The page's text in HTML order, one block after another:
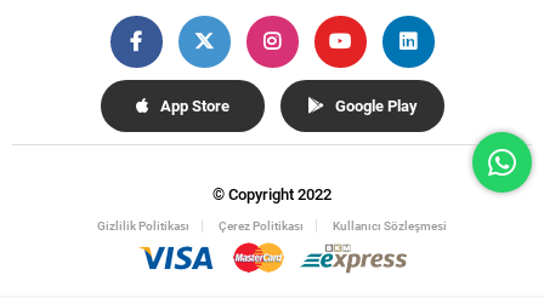
App Store Google Play
© Copyright 2022
Gizlilik Politikası Çerez Politikası Kullanıcı Sözleşmesi